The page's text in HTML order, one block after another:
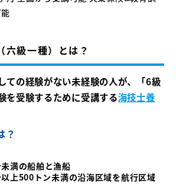
六級一種）とは？
ての経験がない未経験の人が、「6級
を受験するために受講する海技士養
？
満の船舶と漁船
上500トン未満の沿海区域を航行区域